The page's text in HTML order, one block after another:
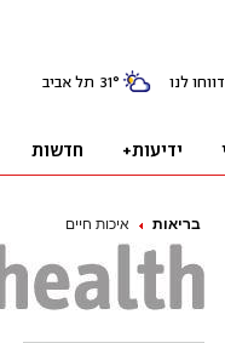
בריאות איכות חיים